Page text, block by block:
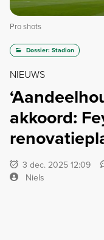
Pro shots
Dossier: Stadion
NIEUWS
akkoord:
3 dec. 2025 12:09
Niels